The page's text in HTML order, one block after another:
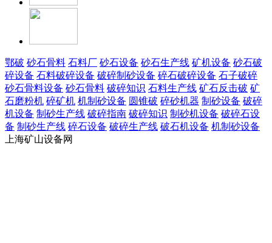
鄂破 砂石骨料 石料厂 砂石设备 砂石生产线 矿机设备 砂石破
碎设备 石料破碎设备 破碎制砂设备 碎石破碎设备 石子破碎
砂石骨料设备 砂石骨料 破碎知识 石料生产线 矿石反击破 矿
石磨粉机 碎矿机 机制砂设备 圆锥破 碎砂机器 制砂设备 破碎
机设备 制砂生产线 破碎指南 破碎知识 制砂机设备 破碎石设
备 制砂生产线 碎石设备 破碎生产线 破石机设备 机制砂设备
上海矿山设备网